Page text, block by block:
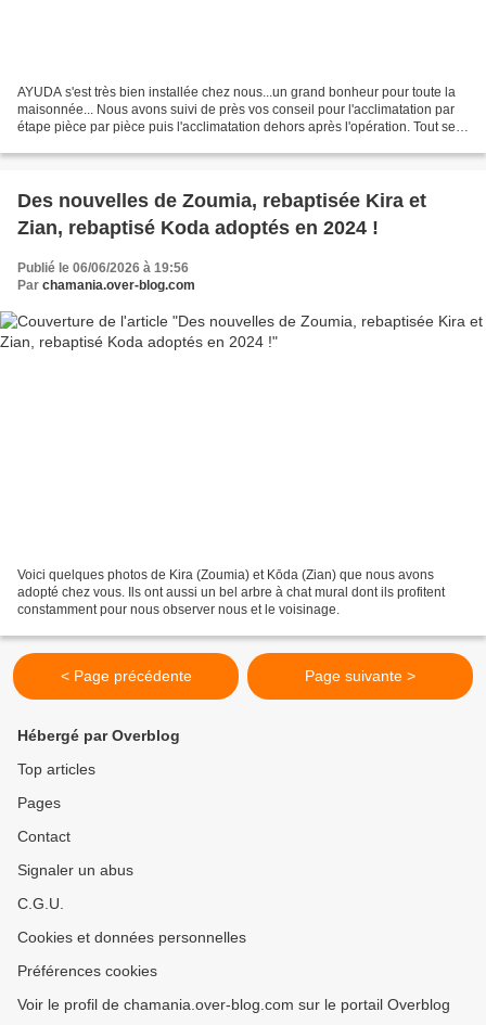
AYUDA s'est très bien installée chez nous...un grand bonheur pour toute la
maisonnée... Nous avons suivi de près vos conseil pour l'acclimatation par
étape pièce par pièce puis l'acclimatation dehors après l'opération. Tout se
Des nouvelles de Zoumia, rebaptisée Kira et
Zian, rebaptisé Koda adoptés en 2024 !
Publié le 06/06/2026 à 19:56
Par chamania.over-blog.com
Voici quelques photos de Kira (Zoumia) et Kōda (Zian) que nous avons
adopté chez vous. Ils ont aussi un bel arbre à chat mural dont ils profitent
constamment pour nous observer nous et le voisinage.
< Page précédente Page suivante >
Hébergé par Overblog
Top articles
Pages
Contact
Signaler un abus
C.G.U.
Cookies et données personnelles
Préférences cookies
Voir le profil de chamania.over-blog.com sur le portail Overblog